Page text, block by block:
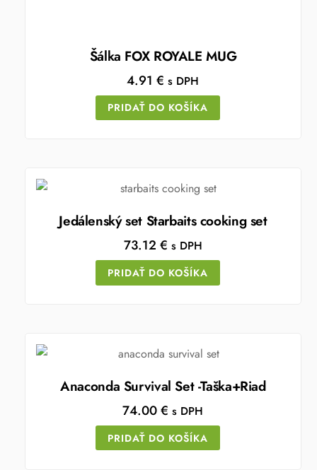
Šálka FOX ROYALE MUG
4.91€ s DPH
PRIDAŤ DO KOŠÍKA
Jedálenský set Starbaits cooking set
73.12 € s DPH
PRIDAŤ DO KOŠÍKA
Anaconda Survival Set -Taška+Riad
74.00€ s DPH
PRIDAŤ DO KOŠÍKA